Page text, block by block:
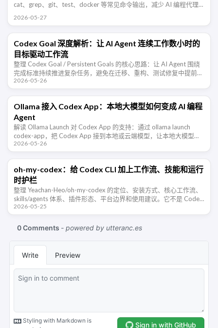
cat、grep、git、test、docker 等常见命令输出，减少 AI 编程代理
2026-05-27
Codex Goal 深度解析：让 AI Agent 连续工作数小时的
目标驱动工作流
整理 Codex Goal / Persistent Goals 的核心思路：让 AI Agent 围绕
完成标准持续推进复杂任务，避免在迁移、重构、测试修复中提前宣
布完成。
2026-05-26
Ollama 接入 Codex App：本地大模型如何变成 AI 编程
Agent
解读 Ollama Launch 对 Codex App 的支持：通过 ollama launch
codex-app，把 Codex App 接到本地或云端模型，让本地大模型从
聊天工具进入 AI 编 …
2026-05-26
oh-my-codex：给 Codex CLI 加上工作流、技能和运行
时护栏
整理 Yeachan-Heo/oh-my-codex 的定位、安装方式、核心工作流、
skills/agents 体系、插件形态、平台边界和使用建议。它不是 Codex
的替代品，而是给 Codex …
2026-05-25